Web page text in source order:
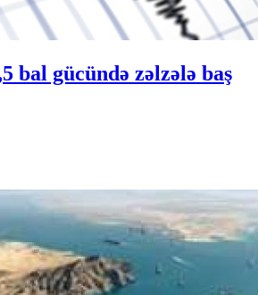
bal gücündə zəlzələ baş